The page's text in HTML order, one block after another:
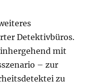
Detektivbüros.
mit
– zur
zu